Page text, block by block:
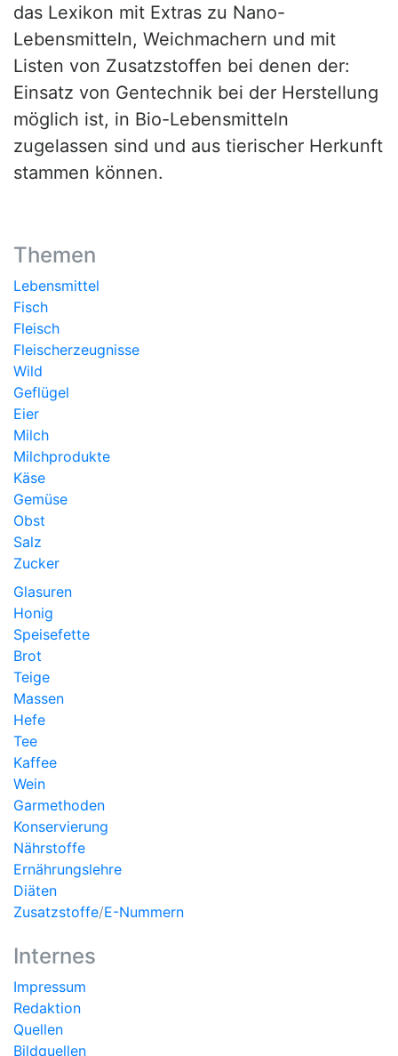
das Lexikon mit Extras zu Nano-
Lebensmitteln, Weichmachern und mit
Listen von Zusatzstoffen bei denen der:
Einsatz von Gentechnik bei der Herstellung
möglich ist, in Bio-Lebensmitteln
zugelassen sind und aus tierischer Herkunft
stammen können.
Themen
Lebensmittel
Fisch
Fleisch
Fleischerzeugnisse
Wild
Geflügel
Eier
Milch
Milchprodukte
Käse
Gemüse
Obst
Salz
Zucker
Glasuren
Honig
Speisefette
Brot
Teige
Massen
Hefe
Tee
Kaffee
Wein
Garmethoden
Konservierung
Nährstoffe
Ernährungslehre
Diäten
Zusatzstoffe/E-Nummern
Internes
Impressum
Redaktion
Quellen
Bildquellen